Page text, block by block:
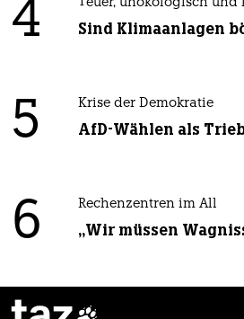
4 Teuer, unökologisch und
Sind Klimaanlagen
5 Krise der Demokratie
AfD-Wählen als
6 Rechenzentren im All
„Wir müssen